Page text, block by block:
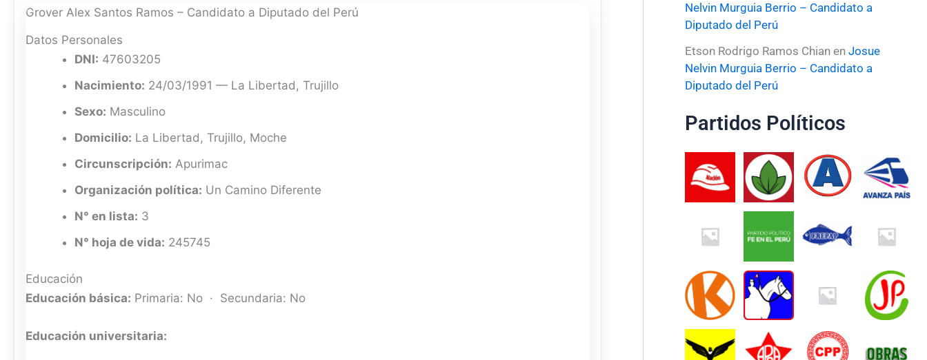
Grover Alex Santos Ramos – Candidato a Diputado del Perú
Datos Personales
DNI: 47603205
Nacimiento: 24/03/1991 — La Libertad, Trujillo
Sexo: Masculino
Domicilio: La Libertad, Trujillo, Moche
Circunscripción: Apurimac
Organización política: Un Camino Diferente
N° en lista: 3
N° hoja de vida: 245745
Educación
Educación básica: Primaria: No · Secundaria: No
Educación universitaria:
Nelvin Murguia Berrio – Candidato a
Diputado del Perú
Etson Rodrigo Ramos Chianen Josue
Nelvin Murguia Berrio – Candidato a
Diputado del Perú
Partidos Políticos